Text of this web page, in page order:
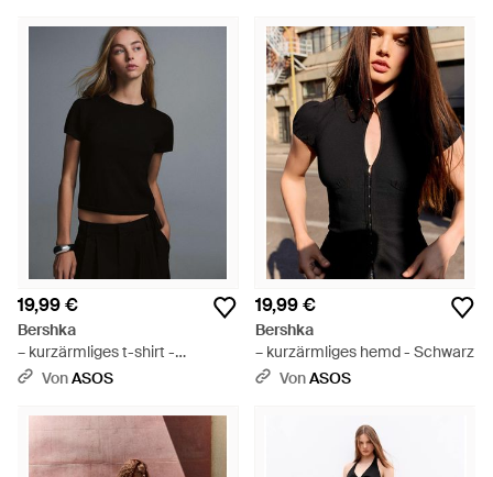
19,99 €
Bershka
– kurzärmliges t-shirt -
Schwarz
VonASOS
19,99 €
Bershka
– kurzärmliges hemd - Schwarz
VonASOS